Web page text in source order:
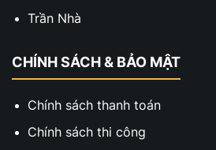
Trần Nhà
CHÍNH SÁCH & BẢO MẬT
Chính sách thanh toán
Chính sách thi công